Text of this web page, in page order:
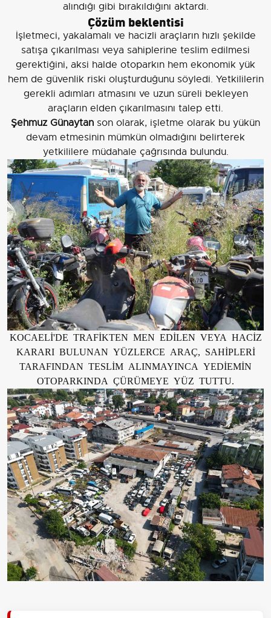
alındığı gibi bırakıldığını aktardı.
Çözüm beklentisi
İşletmeci, yakalamalı ve hacizli araçların hızlı şekilde
satışa çıkarılması veya sahiplerine teslim edilmesi
gerektiğini, aksi halde otoparkın hem ekonomik yük
hem de güvenlik riski oluşturduğunu söyledi. Yetkililerin
gerekli adımları atmasını ve uzun süreli bekleyen
araçların elden çıkarılmasını talep etti.
Şehmuz Günaytan son olarak, işletme olarak bu yükün
devam etmesinin mümkün olmadığını belirterek
yetkililere müdahale çağrısında bulundu.
KOCAELİ'DE TRAFİKTEN MEN EDİLEN VEYA HACİZ
KARARI BULUNAN YÜZLERCE ARAÇ, SAHİPLERİ
TARAFINDAN TESLİM ALINMAYINCA YEDİEMİN
OTOPARKINDA ÇÜRÜMEYE YÜZ TUTTU.